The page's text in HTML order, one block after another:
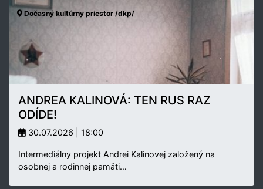
Dočasný kultúrny priestor /dkp/
ANDREA KALINOVÁ: TEN RUS RAZ
ODÍDE!
30.07.2026 | 18:00
Intermediálny projekt Andrei Kalinovej založený na
osobnej a rodinnej pamäti…